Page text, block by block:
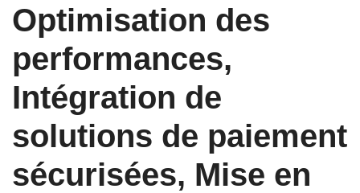
Optimisation des
performances,
Intégration de
solutions de paiement
sécurisées, Mise en